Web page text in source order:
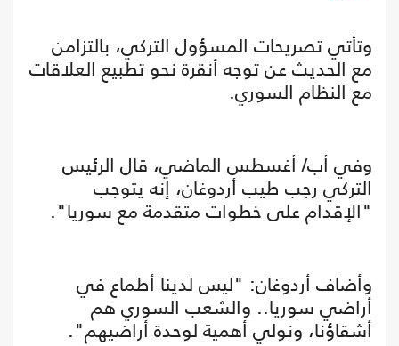
وتأتي تصريحات المسؤول التركي، بالتزامن
مع الحديث عن توجه أنقرة نحو تطبيع العلاقات
مع النظام السوري.
وفي أب/ أغسطس الماضي، قال الرئيس
التركي رجب طيب أردوغان، إنه يتوجب
"الإقدام على خطوات متقدمة مع سوريا".
وأضاف أردوغان: "ليس لدينا أطماع في
أراضي سوريا.. والشعب السوري هم
أشقاؤنا، ونولي أهمية لوحدة أراضيهم".